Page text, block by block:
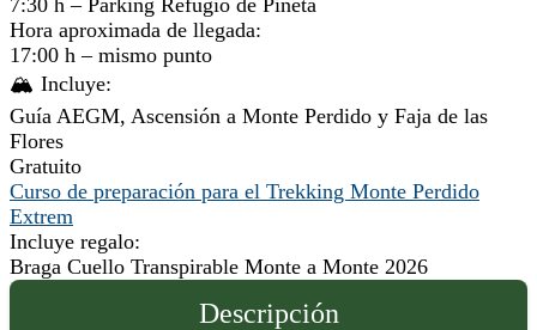
Hora aproximada de llegada:
17:00 h – mismo punto
🏔️ Incluye:
Guía AEGM, Ascensión a Monte Perdido y Faja de las
Flores
Gratuito
Curso de preparación para el Trekking Monte Perdido
Extrem
Incluye regalo:
Braga Cuello Transpirable Monte a Monte 2026
Descripción